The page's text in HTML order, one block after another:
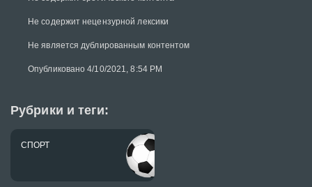
Не содержит нецензурной лексики
Не является дублированным контентом
Опубликовано 4/10/2021, 8:54 PM
Рубрики и теги:
СПОРТ